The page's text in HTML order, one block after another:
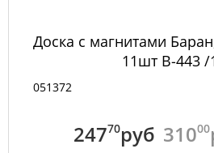
Доска с магнитами
11шт B-443
051372
24770руб 31000